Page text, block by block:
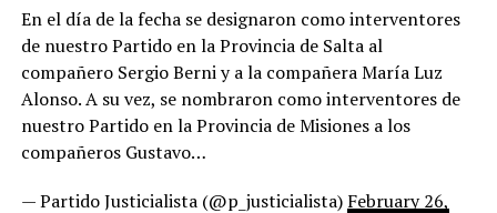
En el día de la fecha se designaron como interventores
de nuestro Partido en la Provincia de Salta al
compañero Sergio Berni y a la compañera María Luz
Alonso. A su vez, se nombraron como interventores de
nuestro Partido en la Provincia de Misiones a los
compañeros Gustavo…
— Partido Justicialista (@p_justicialista) February 26,